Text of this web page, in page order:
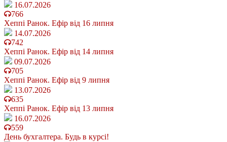
16.07.2026
766
Хеппі Ранок. Ефір від 16 липня
14.07.2026
742
Хеппі Ранок. Ефір від 14 липня
09.07.2026
705
Хеппі Ранок. Ефір від 9 липня
13.07.2026
635
Хеппі Ранок. Ефір від 13 липня
16.07.2026
559
День бухгалтера. Будь в курсі!